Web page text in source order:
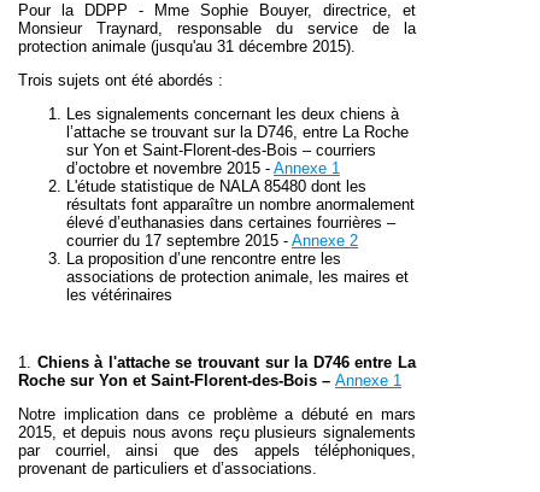
Pour la DDPP - Mme Sophie Bouyer, directrice, et
Monsieur Traynard, responsable du service de la
protection animale (jusqu'au 31 décembre 2015).
Trois sujets ont été abordés :
Les signalements concernant les deux chiens à
l’attache se trouvant sur la D746, entre La Roche
sur Yon et Saint-Florent-des-Bois – courriers
d’octobre et novembre 2015 - Annexe 1
L'étude statistique de NALA 85480 dont les
résultats font apparaître un nombre anormalement
élevé d’euthanasies dans certaines fourrières –
courrier du 17 septembre 2015 - Annexe 2
La proposition d’une rencontre entre les
associations de protection animale, les maires et
les vétérinaires
1. Chiens à l'attache se trouvant sur la D746 entre La
Roche sur Yon et Saint-Florent-des-Bois – Annexe 1
Notre implication dans ce problème a débuté en mars
2015, et depuis nous avons reçu plusieurs signalements
par courriel, ainsi que des appels téléphoniques,
provenant de particuliers et d’associations.